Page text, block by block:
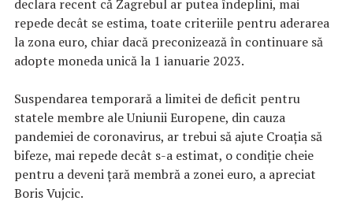
declara recent că Zagrebul ar putea îndeplini, mai
repede decât se estima, toate criteriile pentru aderarea
la zona euro, chiar dacă preconizează în continuare să
adopte moneda unică la 1 ianuarie 2023.
Suspendarea temporară a limitei de deficit pentru
statele membre ale Uniunii Europene, din cauza
pandemiei de coronavirus, ar trebui să ajute Croaţia să
bifeze, mai repede decât s-a estimat, o condiţie cheie
pentru a deveni ţară membră a zonei euro, a apreciat
Boris Vujcic.